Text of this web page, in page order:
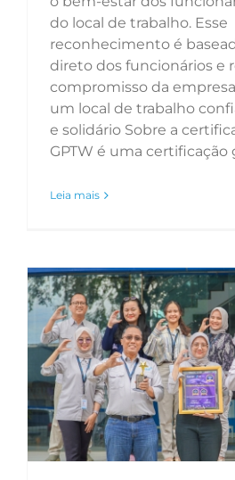
do local de trabalho. Esse
reconhecimento é
direto dos funcionários e
compromisso da
um local de trabalho
e solidário Sobre a
GPTW é uma certificação
Leia mais